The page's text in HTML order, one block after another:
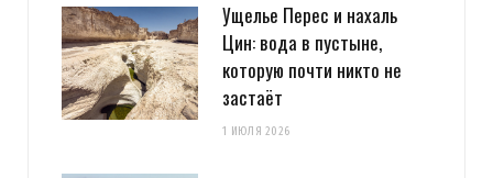
Ущелье Перес и нахаль
Цин: вода в пустыне,
которую почти никто не
застаёт
1 ИЮЛЯ 2026